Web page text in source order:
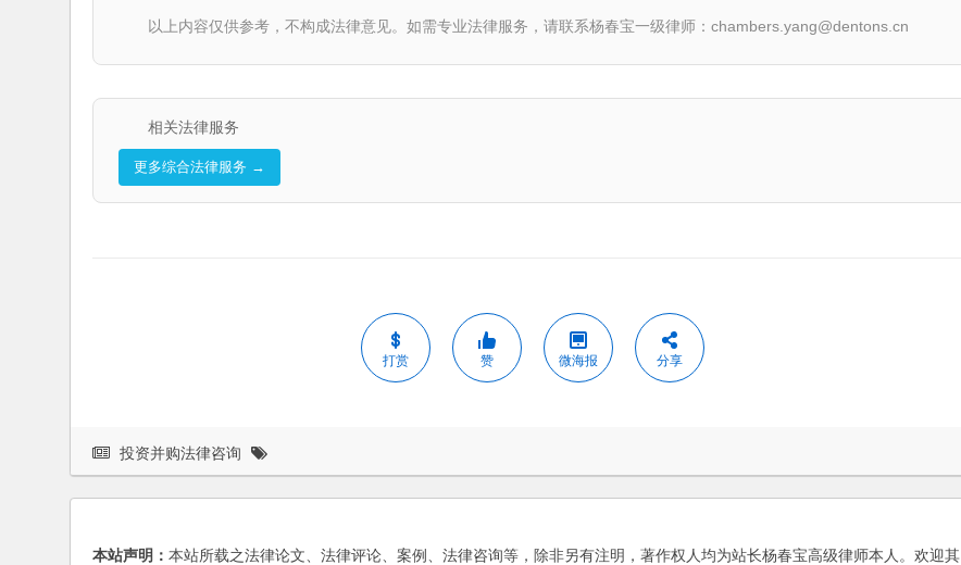
以上内容仅供参考，不构成法律意见。如需专业法律服务，请联系杨春宝一级律师：chambers.yang@dentons.cn
相关法律服务
更多综合法律服务 →
打赏 赞 微海报 分享
投资并购法律咨询
本站声明： 本站所载之法律论文、法律评论、案例、法律咨询等，除非另有注明，著作权人均为站长杨春宝高级律师本人。欢迎其